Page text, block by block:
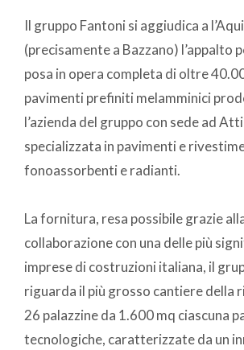
Il gruppo Fantoni si aggiudica a
(precisamente a Bazzano) l’appalto
posa in opera completa di oltre
pavimenti prefiniti melamminici
l’azienda del gruppo con sede ad
specializzata in pavimenti e
fonoassorbenti e radianti.
La fornitura, resa possibile grazie
collaborazione con una delle più
imprese di costruzioni italiana, il
riguarda il più grosso cantiere della
26 palazzine da 1.600 mq ciascuna
tecnologiche, caratterizzate da un